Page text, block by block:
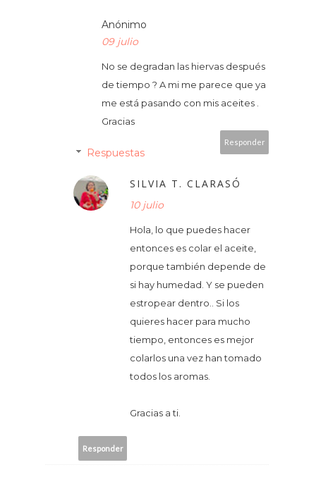
Anónimo
09 julio
No se degradan las hiervas después
de tiempo ? A mi me parece que ya
me está pasando con mis aceites .
Gracias
Responder
Respuestas
SILVIA T. CLARASÓ
10 julio
Hola, lo que puedes hacer
entonces es colar el aceite,
porque también depende de
si hay humedad. Y se pueden
estropear dentro.. Si los
quieres hacer para mucho
tiempo, entonces es mejor
colarlos una vez han tomado
todos los aromas.
Gracias a ti.
Responder